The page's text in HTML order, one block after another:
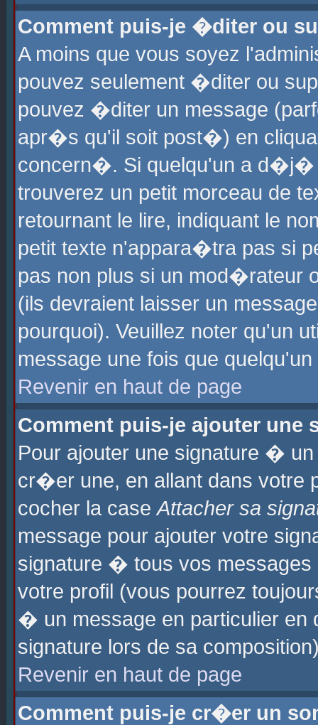
Comment puis-je �diter ou
A moins que vous soyez
pouvez seulement �diter ou
pouvez �diter un message
apr�s qu'il soit post�) en
concern�. Si quelqu'un a
trouverez un petit morceau de
retournant le lire, indiquant le
petit texte n'appara�tra pas si
pas non plus si un mod�rateur
(ils devraient laisser un
pourquoi). Veuillez noter qu'un
message une fois que
Revenir en haut de page
Comment puis-je ajouter une
Pour ajouter une signature �
cr�er une, en allant dans
cocher la caseAttacher sa
message pour ajouter votre
signature � tous vos
votre profil (vous pourrez
� un message en particulier
signature lors de sa
Revenir en haut de page
Comment puis-je cr�er un